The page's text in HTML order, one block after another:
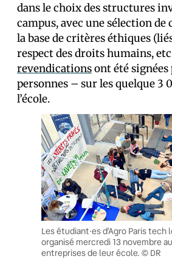
dans le choix des structures
campus, avec une sélection de
la base de critères éthiques
respect des droits humains,
revendicationsont été signées
personnes – sur les quelque 3
l’école.
Les étudiant·es d’Agro Paris
organisé mercredi 13 novembre
entreprises de leur école. © DR